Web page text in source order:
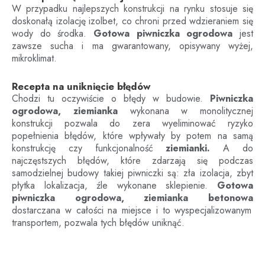
W przypadku najlepszych konstrukcji na rynku stosuje się
doskonałą izolację izolbet, co chroni przed wdzieraniem się
wody do środka. Gotowa piwniczka ogrodowa jest
zawsze sucha i ma gwarantowany, opisywany wyżej,
mikroklimat.
Recepta na uniknięcie błędów
Chodzi tu oczywiście o błędy w budowie. Piwniczka
ogrodowa, ziemiankawykonana w monolitycznej
konstrukcji pozwala do zera wyeliminować ryzyko
popełnienia błędów, które wpływały by potem na samą
konstrukcję czy funkcjonalnośćziemianki. A do
najczęstszych błędów, które zdarzają się podczas
samodzielnej budowy takiej piwniczki są: zła izolacja, zbyt
płytka lokalizacja, źle wykonane sklepienie. Gotowa
piwniczka ogrodowa, ziemianka betonowa
dostarczana w całości na miejsce i to wyspecjalizowanym
transportem, pozwala tych błędów uniknąć.